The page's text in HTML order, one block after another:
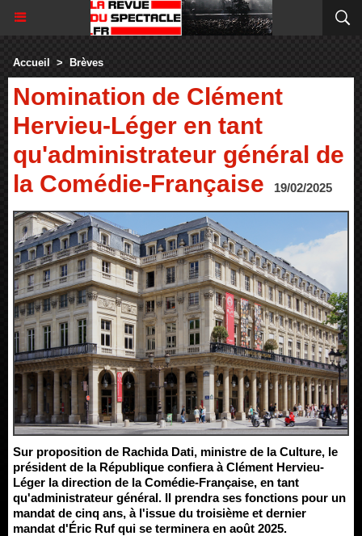
Accueil > Brèves
Nomination de Clément
Hervieu-Léger en tant
qu'administrateur général de
la Comédie-Française
19/02/2025
Sur proposition de Rachida Dati, ministre de la Culture, le
président de la République confiera à Clément Hervieu-
Léger la direction de la Comédie-Française, en tant
qu'administrateur général. Il prendra ses fonctions pour un
mandat de cinq ans, à l'issue du troisième et dernier
mandat d'Éric Ruf qui se terminera en août 2025.